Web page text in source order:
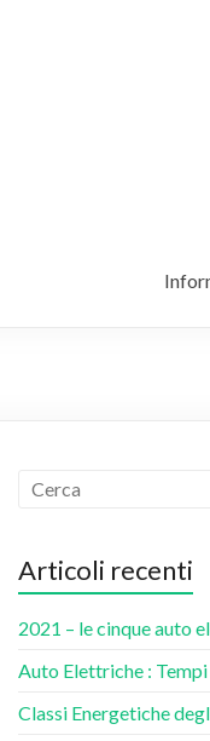
Articoli recenti
2021 – le cinque auto
Auto Elettriche :
Classi Energetiche